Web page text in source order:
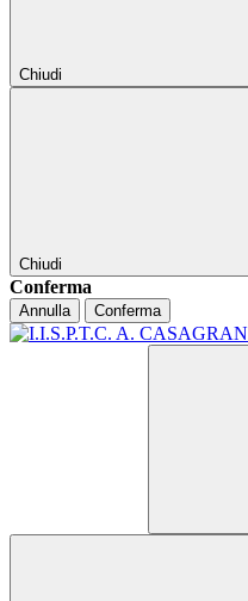
Chiudi
Chiudi
Conferma
Annulla Conferma